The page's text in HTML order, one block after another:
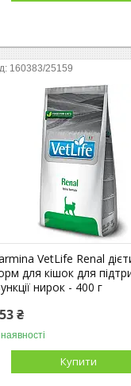
160383/25159
VetLife Renal
для кішок для
нирок - 400 г
₴
Купити